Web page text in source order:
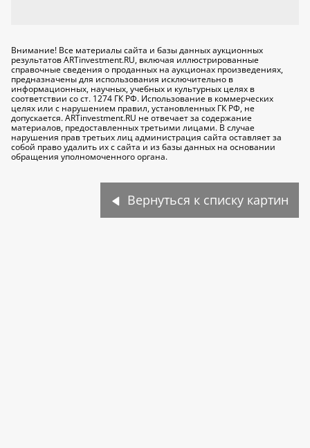
Внимание! Все материалы сайта и базы данных аукционных
результатов ARTinvestment.RU, включая иллюстрированные
справочные сведения о проданных на аукционах произведениях,
предназначены для использования исключительно в
информационных, научных, учебных и культурных целях в
соответствии со ст. 1274 ГК РФ. Использование в коммерческих
целях или с нарушением правил, установленных ГК РФ, не
допускается. ARTinvestment.RU не отвечает за содержание
материалов, предоставленных третьими лицами. В случае
нарушения прав третьих лиц администрация сайта оставляет за
собой право удалить их с сайта и из базы данных на основании
обращения уполномоченного органа.
Вернуться к списку картин